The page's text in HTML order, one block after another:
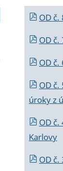
OD
OD
OD
OD
úroky z
OD
Karlovy
OD